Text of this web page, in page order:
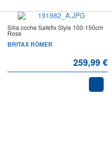
Silla coche Safefix Style 100-150cm
Rose
BRITAX RÖMER
259,99 €